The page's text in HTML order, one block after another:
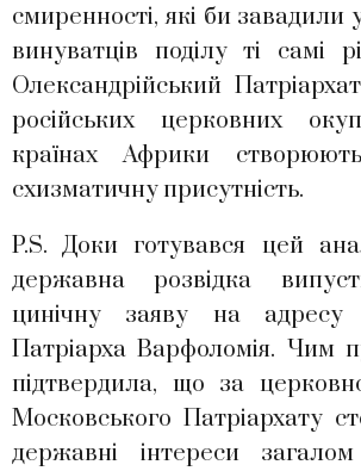
смиренності, які би завадили
винуватців поділу ті самі
Олександрійський
російських церковних
країнах Африки
схизматичну присутність.
P.S. Доки готувався цей
державна розвідка
цинічну заяву на адресу
Патріарха Варфоломія. Чим
підтвердила, що за
Московського Патріархату
державні інтереси